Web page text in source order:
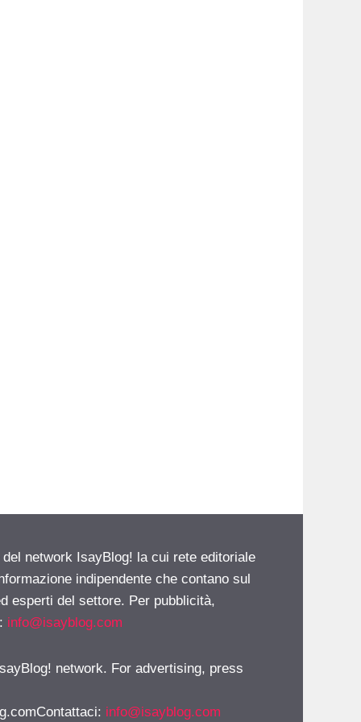
del network IsayBlog! la cui rete editoriale
indipendente che contano sul
esperti del settore. Per pubblicità,
info@isayblog.com
network. For advertising, press
: info@isayblog.com